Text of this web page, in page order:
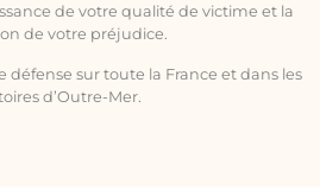
de votre qualité de victime et la
de votre préjudice.
défense sur toute la France et dans les
d’Outre-Mer.